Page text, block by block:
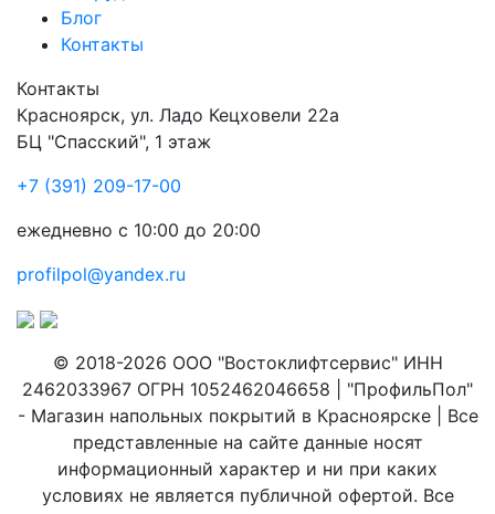
Блог
Контакты
Контакты
Красноярск, ул. Ладо Кецховели 22а
БЦ "Спасский", 1 этаж
+7 (391) 209-17-00
ежедневно с 10:00 до 20:00
profilpol@yandex.ru
© 2018-2026 ООО "Востоклифтсервис" ИНН
2462033967 ОГРН 1052462046658 | "ПрофильПол"
- Магазин напольных покрытий в Красноярске | Все
представленные на сайте данные носят
информационный характер и ни при каких
условиях не является публичной офертой. Все